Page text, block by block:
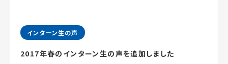
インターン生の声
2017年春のインターン生の声を追加しました